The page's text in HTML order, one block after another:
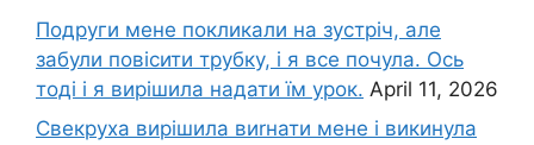
Подруги мене покликали на зустріч, але
забули повісити трубку, і я все почула. Ось
тоді і я вирішила надати їм урок. April 11, 2026
Свекруха вирішила виrнати мене і викинула